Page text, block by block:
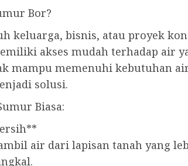
Bor?
keluarga, bisnis, atau proyek
akses mudah terhadap air
mampu memenuhi kebutuhan
solusi.
Biasa:
air dari lapisan tanah yang